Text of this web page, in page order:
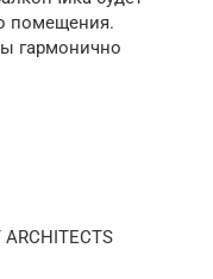
помещения.
гармонично